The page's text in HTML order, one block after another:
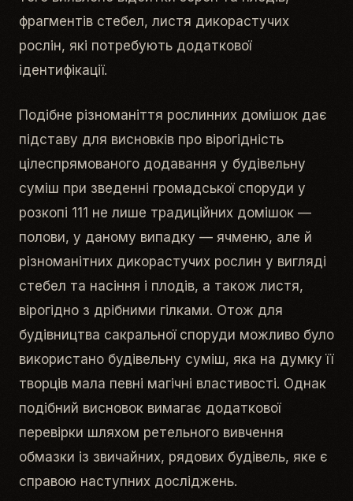
фрагментів стебел, листя дикорастучих
рослін, які потребують додаткової
ідентифікації.
Подібне різноманіття рослинних домішок дає
підставу для висновків про вірогідність
цілеспрямованого додавання у будівельну
суміш при зведенні громадської споруди у
розкопі 111 не лише традиційних домішок —
полови, у даному випадку — ячменю, але й
різноманітних дикорастучих рослин у вигляді
стебел та насіння і плодів, а також листя,
вірогідно з дрібними гілками. Отож для
будівництва сакральної споруди можливо було
використано будівельну суміш, яка на думку її
творців мала певні магічні властивості. Однак
подібний висновок вимагає додаткової
перевірки шляхом ретельного вивчення
обмазки із звичайних, рядових будівель, яке є
справою наступних досліджень.